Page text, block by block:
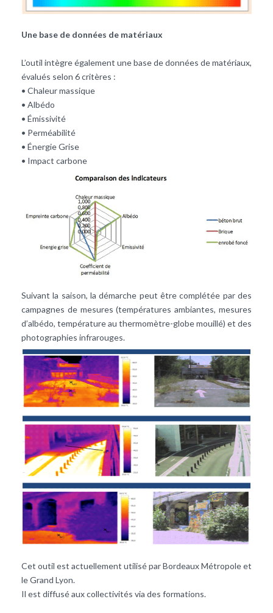
Une base de données de matériaux
L’outil intègre également une base de données de matériaux,
évalués selon 6 critères :
• Chaleur massique
• Albédo
• Émissivité
• Perméabilité
• Énergie Grise
• Impact carbone
Suivant la saison, la démarche peut être complétée par des
campagnes de mesures (températures ambiantes, mesures
d’albédo, température au thermomètre-globe mouillé) et des
photographies infrarouges.
Cet outil est actuellement utilisé par Bordeaux Métropole et
le Grand Lyon.
Il est diffusé aux collectivités via des formations.